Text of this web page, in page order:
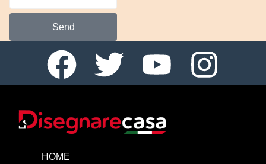
Send
HOME